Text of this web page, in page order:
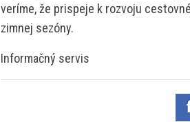
veríme, že prispeje k rozvoju
zimnej sezóny.
Informačný servis